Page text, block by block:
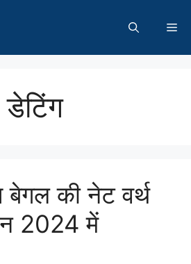
बेगल की नेट वर्थ
2024 में